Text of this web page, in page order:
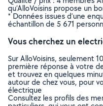
qu’AlloVoisins propose un
* Données issues d’une
échantillon de 5 671
Vous cherchez un
Sur AlloVoisins, seulement
première réponse à votre
et trouvez en quelques
autour de chez vous, pour
électrique
Consultez les profils des